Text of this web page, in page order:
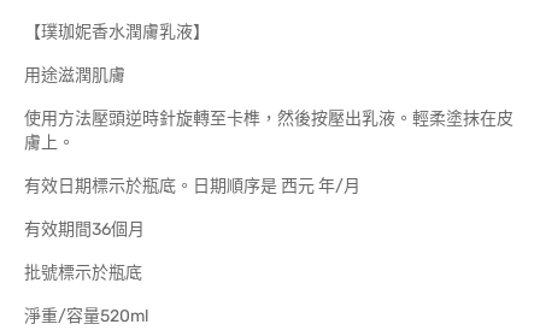
【璞珈妮香水潤膚乳液】
用途滋潤肌膚
使用方法壓頭逆時針旋轉至卡榫，然後按壓出乳液。輕柔塗抹在皮
膚上。
有效日期標示於瓶底。日期順序是 西元 年/月
有效期間36個月
批號標示於瓶底
淨重/容量520ml